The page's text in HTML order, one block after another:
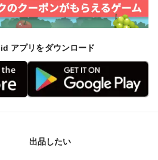
わせは、到着から2日以内にご
ぎますと対応しかねます。
合、お写真をご依頼する場合が
アプリをダウンロード
出品したい